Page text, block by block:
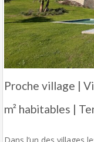
Proche village |
m² habitables |